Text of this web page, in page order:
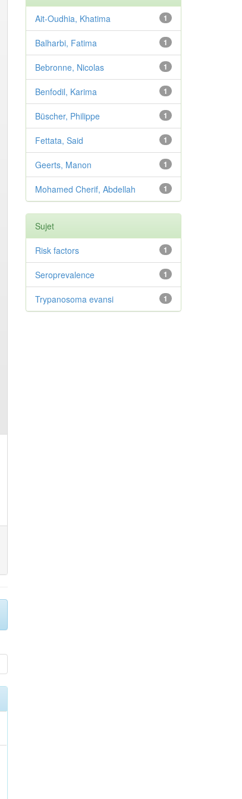
1
Ait-Oudhia, Khatima
1
Balharbi, Fatima
1
Bebronne, Nicolas
1
Benfodil, Karima
1
Büscher, Philippe
1
Fettata, Said
1
Geerts, Manon
1
Mohamed Cherif, Abdellah
Sujet
1
Risk factors
1
Seroprevalence
1
Trypanosoma evansi